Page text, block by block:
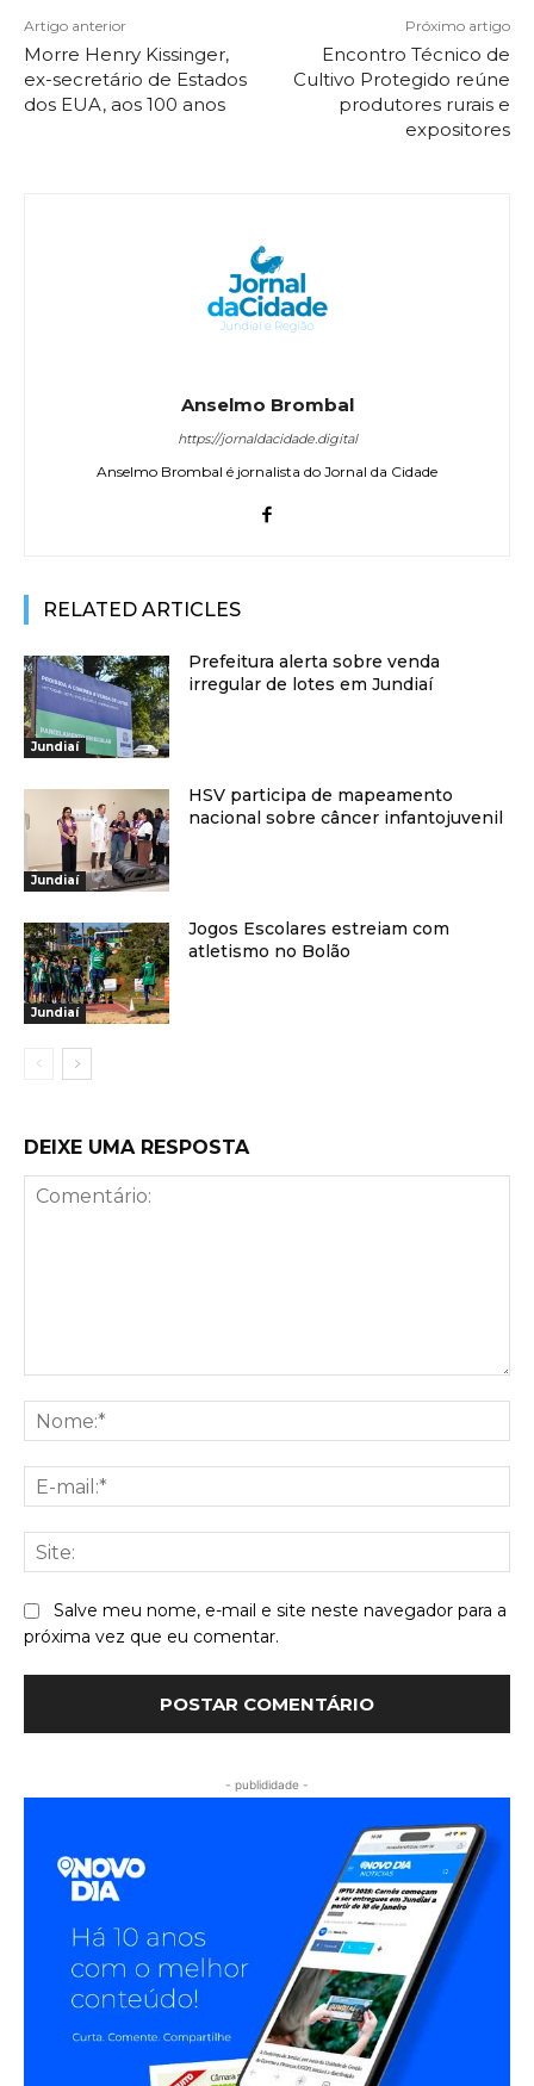
Artigo anterior
Morre Henry Kissinger,
ex-secretário de Estados
dos EUA, aos 100 anos
Próximo artigo
Encontro Técnico de
Cultivo Protegido reúne
produtores rurais e
expositores
Anselmo Brombal
https://jornaldacidade.digital
Anselmo Brombal é jornalista do Jornal da Cidade
RELATED ARTICLES
Jundiaí
Prefeitura alerta sobre venda
irregular de lotes em Jundiaí
Jundiaí
HSV participa de mapeamento
nacional sobre câncer infantojuvenil
Jundiaí
Jogos Escolares estreiam com
atletismo no Bolão
DEIXE UMA RESPOSTA
Salve meu nome, e-mail e site neste navegador para a
próxima vez que eu comentar.
- publididade -